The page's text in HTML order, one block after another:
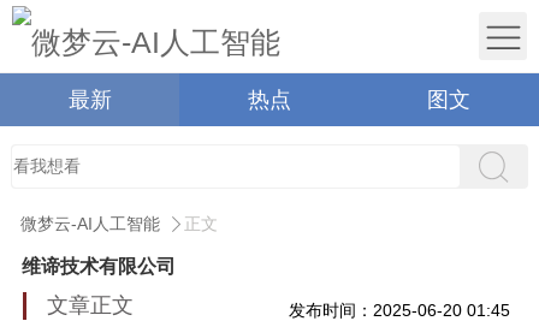
最新 热点 图文
微梦云-AI人工智能 正文
维谛技术有限公司
文章正文 发布时间：2025-06-20 01:45